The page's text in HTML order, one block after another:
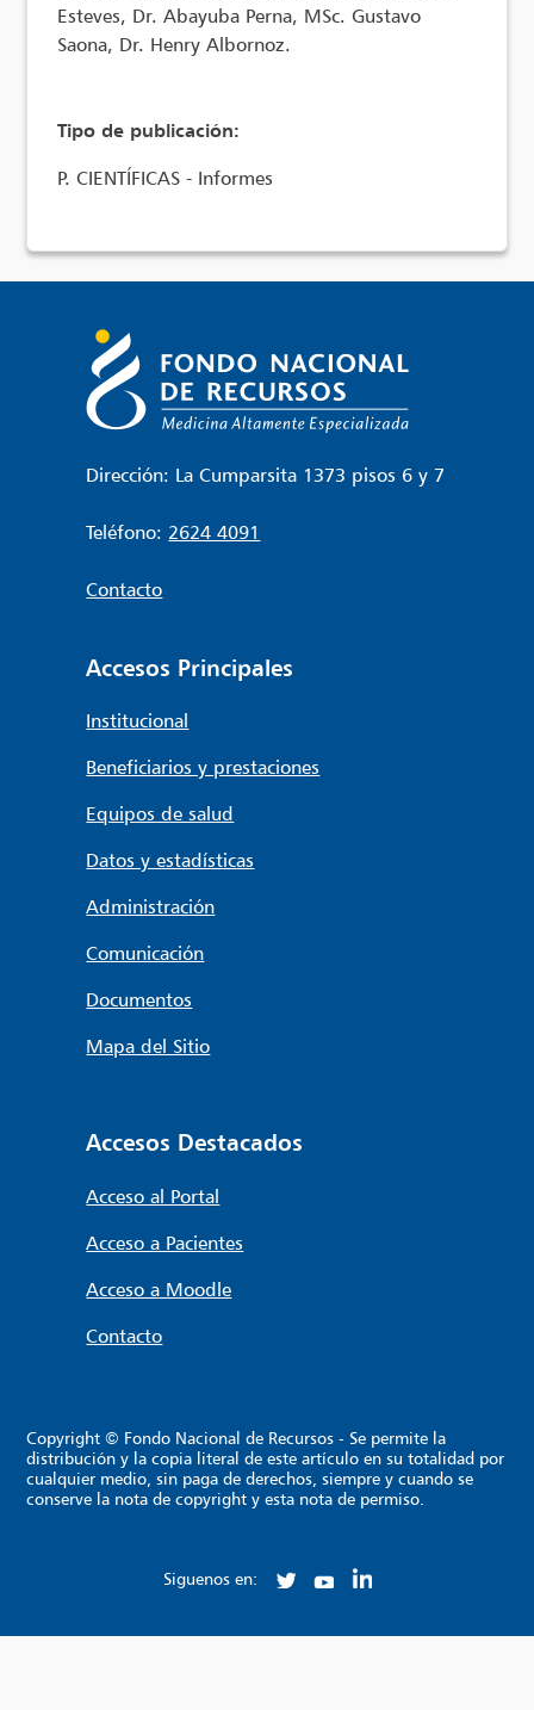
Esteves, Dr. Abayuba Perna, MSc. Gustavo
Saona, Dr. Henry Albornoz.
Tipo de publicación:
P. CIENTÍFICAS - Informes
Dirección: La Cumparsita 1373 pisos 6 y 7
Teléfono: 2624 4091
Contacto
Accesos Principales
Institucional
Beneficiarios y prestaciones
Equipos de salud
Datos y estadísticas
Administración
Comunicación
Documentos
Mapa del Sitio
Accesos Destacados
Acceso al Portal
Acceso a Pacientes
Acceso a Moodle
Contacto
Copyright © Fondo Nacional de Recursos - Se permite la
distribución y la copia literal de este artículo en su totalidad por
cualquier medio, sin paga de derechos, siempre y cuando se
conserve la nota de copyright y esta nota de permiso.
Siguenos en: